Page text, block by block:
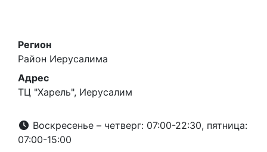
Регион
Район Иерусалима
Адрес
ТЦ "Харель", Иерусалим
Воскресенье – четверг: 07:00-22:30, пятница:
07:00-15:00